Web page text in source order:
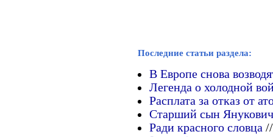
Последние статьи раздела:
В Европе снова
Легенда о холодной
Расплата за отказ от
Старший сын
Ради красного словца